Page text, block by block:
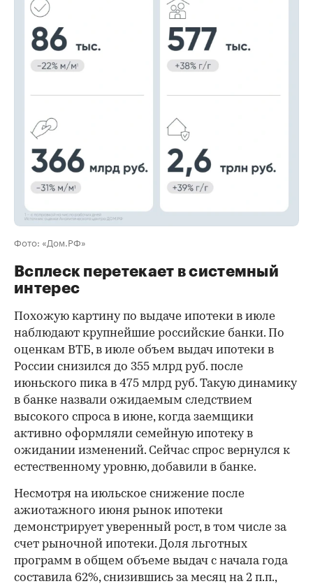
Фото: «Дом.РФ»
Всплеск перетекает в системный
интерес
Похожую картину по выдаче ипотеки в июле
наблюдают крупнейшие российские банки. По
оценкам ВТБ, в июле объем выдач ипотеки в
России снизился до 355 млрд руб. после
июньского пика в 475 млрд руб. Такую динамику
в банке назвали ожидаемым следствием
высокого спроса в июне, когда заемщики
активно оформляли семейную ипотеку в
ожидании изменений. Сейчас спрос вернулся к
естественному уровню, добавили в банке.
Несмотря на июльское снижение после
ажиотажного июня рынок ипотеки
демонстрирует уверенный рост, в том числе за
счет рыночной ипотеки. Доля льготных
программ в общем объеме выдач с начала года
составила 62%, снизившись за месяц на 2 п.п.,